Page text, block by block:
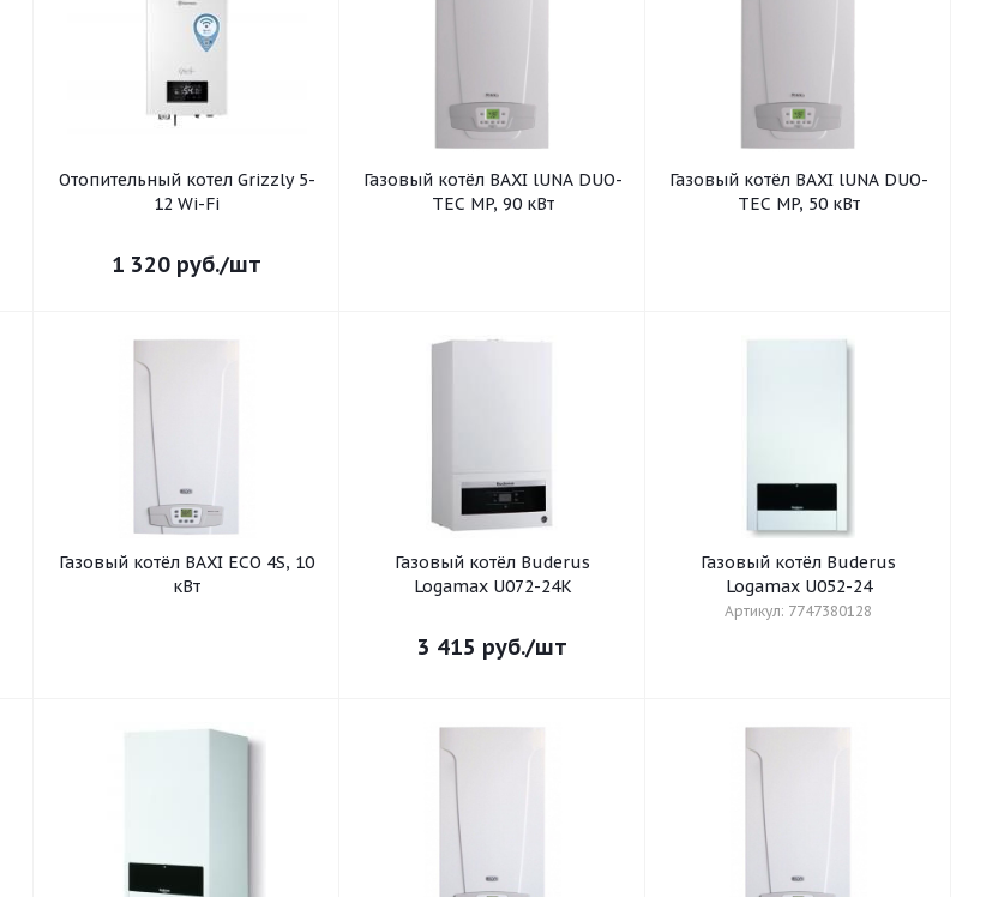
Отопительный котел Grizzly 5-
12 Wi-Fi
1 320 руб./шт
Газовый котёл BAXI lUNA DUO-
TEC MP, 90 кВт
Газовый котёл BAXI lUNA DUO-
TEC MP, 50 кВт
Газовый котёл BAXI ECO 4S, 10
кВт
Газовый котёл Buderus
Logamax U072-24K
3 415 руб./шт
Газовый котёл Buderus
Logamax U052-24
Артикул: 7747380128